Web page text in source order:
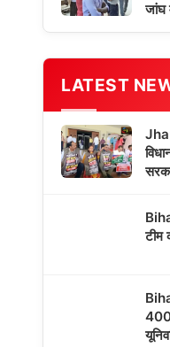
जांघ
LATEST
टीम
400